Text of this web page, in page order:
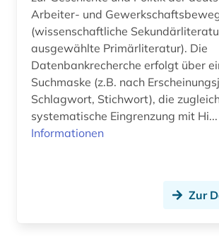
frankreich (6)
französisch (2)
françois (1)
frau (1)
frühe neuzeit (2)
Tschechische Republik (2)
USA (10)
Ukraine (7)
Unbekannt (1)
Ungarn (1)
Arbeiter- und
(wissenschaftliche
ausgewählte Primärliteratur). Die
Datenbankrecherche erfolgt über
Suchmaske (z.B. nach
Schlagwort, Stichwort), die
systematische Eingrenzung mit Hi...
Informationen
Zur